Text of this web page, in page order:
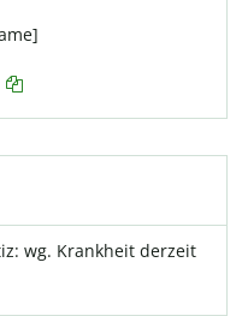
wg. Krankheit derzeit